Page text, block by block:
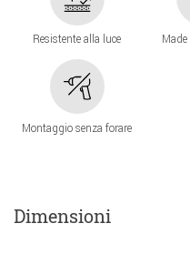
Resistente alla luce
Montaggio senza forare
Dimensioni